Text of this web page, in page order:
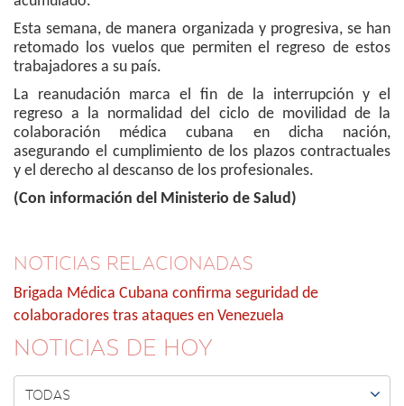
Esta semana, de manera organizada y progresiva, se han
retomado los vuelos que permiten el regreso de estos
trabajadores a su país.
La reanudación marca el fin de la interrupción y el
regreso a la normalidad del ciclo de movilidad de la
colaboración médica cubana en dicha nación,
asegurando el cumplimiento de los plazos contractuales
y el derecho al descanso de los profesionales.
(Con información del Ministerio de Salud)
NOTICIAS RELACIONADAS
Brigada Médica Cubana confirma seguridad de
colaboradores tras ataques en Venezuela
NOTICIAS DE HOY
TODAS 